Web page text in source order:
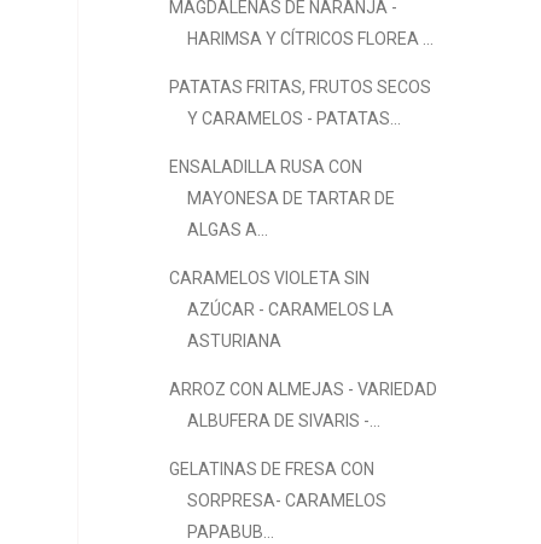
MAGDALENAS DE NARANJA -
HARIMSA Y CÍTRICOS FLOREA ...
PATATAS FRITAS, FRUTOS SECOS
Y CARAMELOS - PATATAS...
ENSALADILLA RUSA CON
MAYONESA DE TARTAR DE
ALGAS A...
CARAMELOS VIOLETA SIN
AZÚCAR - CARAMELOS LA
ASTURIANA
ARROZ CON ALMEJAS - VARIEDAD
ALBUFERA DE SIVARIS -...
GELATINAS DE FRESA CON
SORPRESA- CARAMELOS
PAPABUB...